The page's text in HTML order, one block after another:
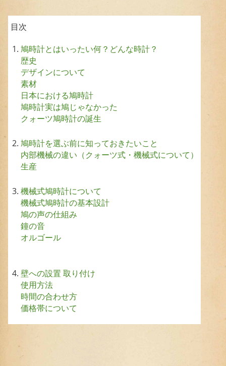
目次
鳩時計とはいったい何？どんな時計？
歴史
デザインについて
素材
日本における鳩時計
鳩時計実は鳩じゃなかった
クォーツ鳩時計の誕生
鳩時計を選ぶ前に知っておきたいこと
内部機械の違い（クォーツ式・機械式について）
生産
機械式鳩時計について
機械式鳩時計の基本設計
鳩の声の仕組み
鐘の音
オルゴール
壁への設置 取り付け
使用方法
時間の合わせ方
価格帯について